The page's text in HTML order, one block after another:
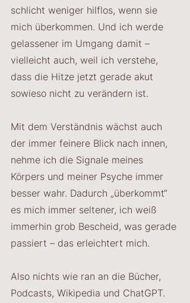
schlicht weniger hilflos, wenn sie
mich überkommen. Und ich werde
gelassener im Umgang damit –
vielleicht auch, weil ich verstehe,
dass die Hitze jetzt gerade akut
sowieso nicht zu verändern ist.
Mit dem Verständnis wächst auch
der immer feinere Blick nach innen,
nehme ich die Signale meines
Körpers und meiner Psyche immer
besser wahr. Dadurch „überkommt“
es mich immer seltener, ich weiß
immerhin grob Bescheid, was gerade
passiert – das erleichtert mich.
Also nichts wie ran an die Bücher,
Podcasts, Wikipedia und ChatGPT.